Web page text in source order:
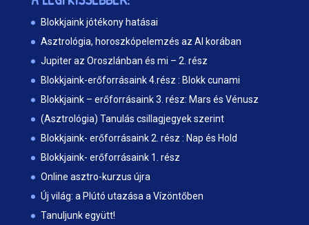
Blokkjaink jótékony hatásai
Asztrológia, horoszkópelemzés az AI korában
Jupiter az Oroszlánban és mi – 2. rész
Blokkjaink-erőforrásaink 4.rész : Blokk cunami
Blokkjaink – erőforrásaink 3. rész: Mars és Vénusz
(Asztrológia) Tanulás csillagjegyek szerint
Blokkjaink- erőforrásaink 2. rész : Nap és Hold
Blokkjaink- erőforrásaink 1. rész
Online asztro-kurzus újra
Új világ: a Plútó utazása a Vízöntőben
Tanuljunk együtt!